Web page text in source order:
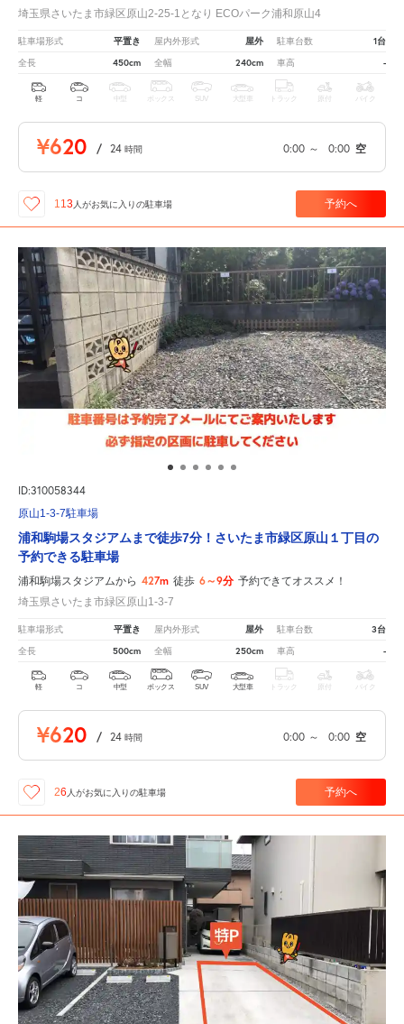
埼玉県さいたま市緑区原山2-25-1となり ECOパーク浦和原山4
駐車場形式 平置き 屋内外形式 屋外 駐車台数 1台
全長 450cm 全幅 240cm 車高 -
軽 コ 中型 ボックス SUV 大型車 トラック 原付 バイク
¥620 / 24 時間 0:00 ～ 0:00 空
113 人がお気に入りの駐車場 予約へ
ID:310058344
原山1-3-7駐車場
浦和駒場スタジアムまで徒歩7分！さいたま市緑区原山１丁目の
予約できる駐車場
浦和駒場スタジアムから 427m 徒歩 6～9分 予約できてオススメ！
埼玉県さいたま市緑区原山1-3-7
駐車場形式 平置き 屋内外形式 屋外 駐車台数 3台
全長 500cm 全幅 250cm 車高 -
軽 コ 中型 ボックス SUV 大型車 トラック 原付 バイク
¥620 / 24 時間 0:00 ～ 0:00 空
26 人がお気に入りの駐車場 予約へ